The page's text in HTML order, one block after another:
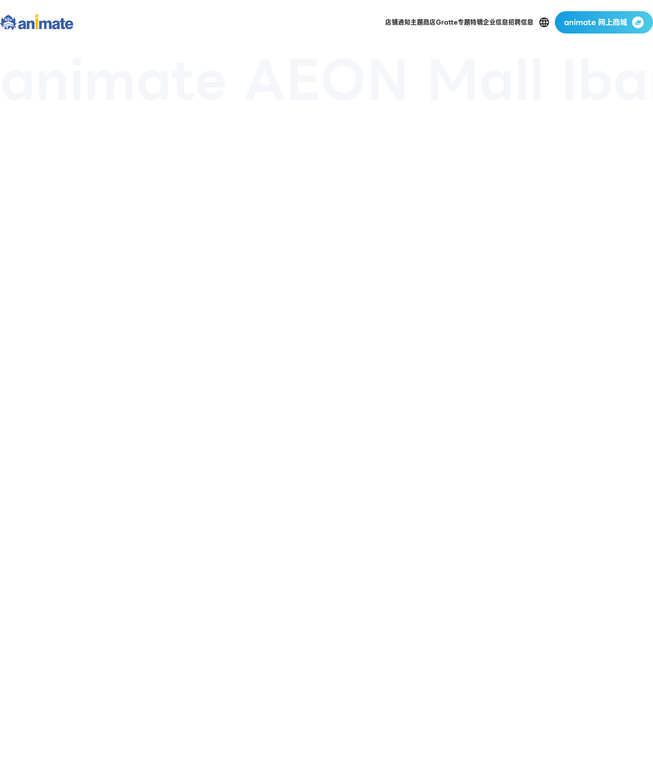
店铺通知主题商店Gratte专题特辑企业信息招聘信息 animate 网上商城